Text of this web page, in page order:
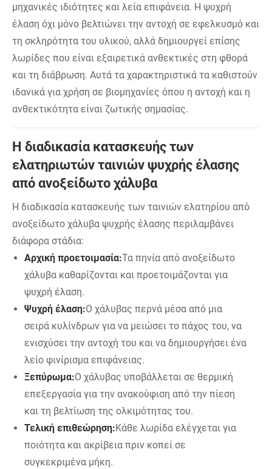
μηχανικές ιδιότητες και λεία επιφάνεια. Η ψυχρή
έλαση όχι μόνο βελτιώνει την αντοχή σε εφελκυσμό και
τη σκληρότητα του υλικού, αλλά δημιουργεί επίσης
λωρίδες που είναι εξαιρετικά ανθεκτικές στη φθορά
και τη διάβρωση. Αυτά τα χαρακτηριστικά τα καθιστούν
ιδανικά για χρήση σε βιομηχανίες όπου η αντοχή και η
ανθεκτικότητα είναι ζωτικής σημασίας.
Η διαδικασία κατασκευής των
ελατηριωτών ταινιών ψυχρής έλασης
από ανοξείδωτο χάλυβα
Η διαδικασία κατασκευής των ταινιών ελατηρίου από
ανοξείδωτο χάλυβα ψυχρής έλασης περιλαμβάνει
διάφορα στάδια:
Αρχική προετοιμασία:Τα πηνία από ανοξείδωτο
χάλυβα καθαρίζονται και προετοιμάζονται για
ψυχρή έλαση.
Ψυχρή έλαση:Ο χάλυβας περνά μέσα από μια
σειρά κυλίνδρων για να μειώσει το πάχος του, να
ενισχύσει την αντοχή του και να δημιουργήσει ένα
λείο φινίρισμα επιφάνειας.
Ξεπύρωμα:Ο χάλυβας υποβάλλεται σε θερμική
επεξεργασία για την ανακούφιση από την πίεση
και τη βελτίωση της ολκιμότητας του.
Τελική επιθεώρηση:Κάθε λωρίδα ελέγχεται για
ποιότητα και ακρίβεια πριν κοπεί σε
συγκεκριμένα μήκη.